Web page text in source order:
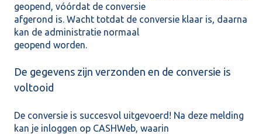
geopend, vóórdat de conversie
afgerond is. Wacht totdat de conversie klaar is, daarna
kan de administratie normaal
geopend worden.
De gegevens zijn verzonden en de conversie is
voltooid
De conversie is succesvol uitgevoerd! Na deze melding
kan je inloggen op CASHWeb, waarin